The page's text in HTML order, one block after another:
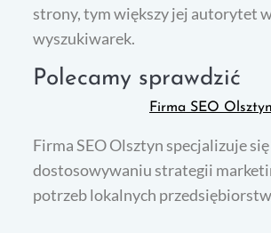
strony, tym większy jej autorytet
wyszukiwarek.
Polecamy sprawdzić
Firma SEO Olsztyn
Firma SEO Olsztyn specjalizuje
dostosowywaniu strategii
potrzeb lokalnych